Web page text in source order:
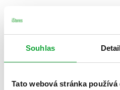
Souhlas
Tato webová stránka používá